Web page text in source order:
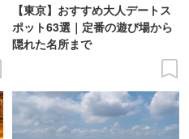
【東京】おすすめ大人デートス
ポット63選｜定番の遊び場から
隠れた名所まで